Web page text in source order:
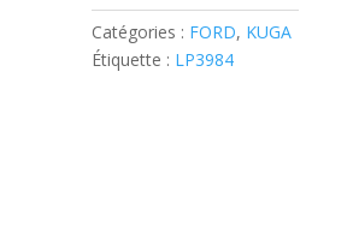
Catégories : FORD, KUGA
Étiquette : LP3984